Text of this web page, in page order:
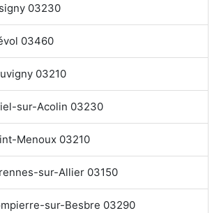
03230
03460
03210
sur-Acolin 03230
Menoux 03210
sur-Allier 03150
sur-Besbre 03290